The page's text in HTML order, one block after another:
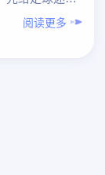
赛出场榜……
阅读更多